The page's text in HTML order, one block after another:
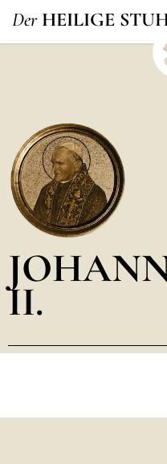
Der HEILIGE
II.